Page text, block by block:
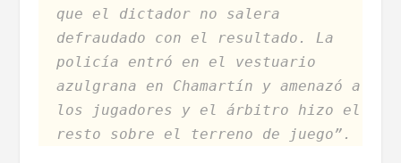
que el dictador no salera
defraudado con el resultado. La
policía entró en el vestuario
azulgrana en Chamartín y amenazó a
los jugadores y el árbitro hizo el
resto sobre el terreno de juego”.